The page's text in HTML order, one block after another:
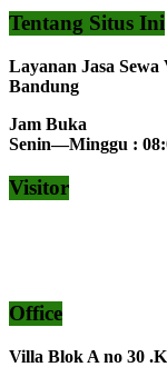
Tentang Situs Ini
Layanan Jasa
Bandung
Jam Buka
Senin—Minggu :
Visitor
Office
Villa Blok A no 30